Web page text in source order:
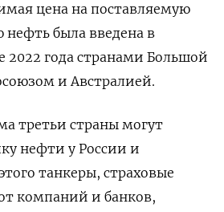
цена на поставляемую
была введена в
2022 года странами Большой
и Австралией.
третьи страны могут
нефти у России и
танкеры, страховые
компаний и банков,